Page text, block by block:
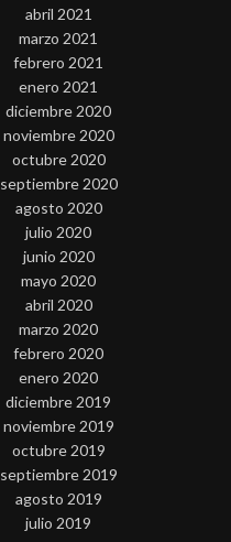
abril 2021
marzo 2021
febrero 2021
enero 2021
diciembre 2020
noviembre 2020
octubre 2020
septiembre 2020
agosto 2020
julio 2020
junio 2020
mayo 2020
abril 2020
marzo 2020
febrero 2020
enero 2020
diciembre 2019
noviembre 2019
octubre 2019
septiembre 2019
agosto 2019
julio 2019